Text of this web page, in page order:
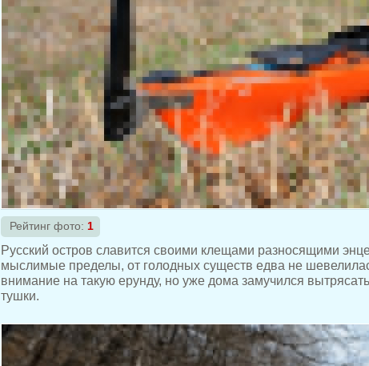
Рейтинг фото: 1
Русский остров славится своими клещами разносящими
мыслимые пределы, от голодных существ едва не
внимание на такую ерунду, но уже дома замучился
тушки.